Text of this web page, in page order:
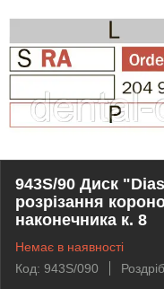
943S/90 Диск
розрізання
наконечника к. 8
Немає в наявності
Код: 943S/090
Роздріб